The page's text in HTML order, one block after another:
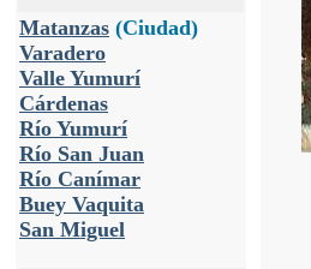
Matanzas (Ciudad)
Varadero
Valle Yumurí
Cárdenas
Río Yumurí
Río San Juan
Río Canímar
Buey Vaquita
San Miguel